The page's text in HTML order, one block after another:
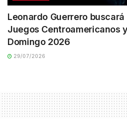
Leonardo Guerrero
Juegos Centroamericanos
Domingo 2026
29/07/2026